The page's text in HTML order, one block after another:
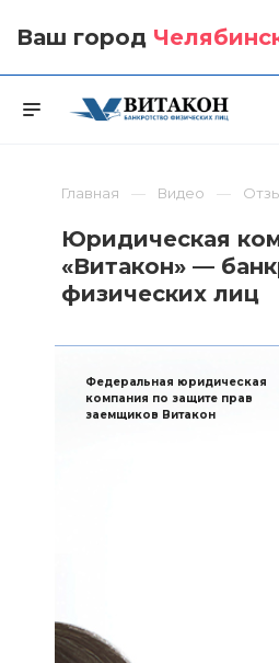
Ваш город
Главная Видео
Юридическая
«Витакон» —
физических лиц
Федеральная юридическая
компания по защите прав
заемщиков Витакон